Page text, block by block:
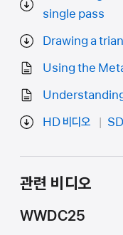
single pass
Drawing a
Using the
HD 비디오
관련 비디오
WWDC25